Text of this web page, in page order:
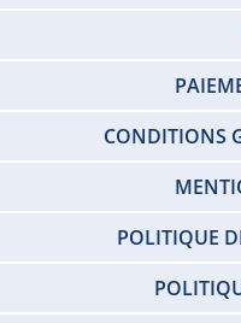
CONDITIONS
POLITIQUE